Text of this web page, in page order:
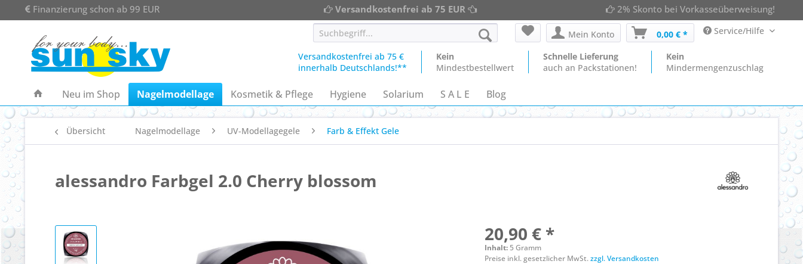
Finanzierung schon ab 99 EUR Versandkostenfrei ab 75 EUR 2% Skonto bei Vorkasseüberweisung!
Mein Konto 0,00 € * Service/Hilfe
Versandkostenfrei ab 75 €
innerhalb Deutschlands!**
Kein
Mindestbestellwert
Schnelle Lieferung
auch an Packstationen!
Kein
Mindermengenzuschlag
Neu im Shop Nagelmodellage Kosmetik & Pflege Hygiene Solarium S A L E Blog
Übersicht Nagelmodellage UV-Modellagegele Farb & Effekt Gele
alessandro Farbgel 2.0 Cherry blossom
20,90 € *
Inhalt: 5 Gramm
Preise inkl. gesetzlicher MwSt.zzgl. Versandkosten